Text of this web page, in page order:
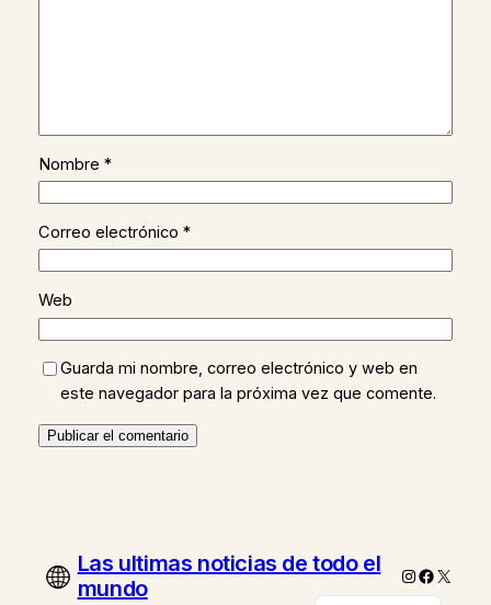
Nombre *
Correo electrónico *
Web
Guarda mi nombre, correo electrónico y web en
este navegador para la próxima vez que comente.
Las ultimas noticias de todo el
mundo
Instagram
X